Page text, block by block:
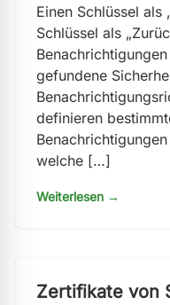
Einen Schlüssel als
Schlüssel als
gefundene
definieren
welche […]
Weiterlesen →
Zertifikate von